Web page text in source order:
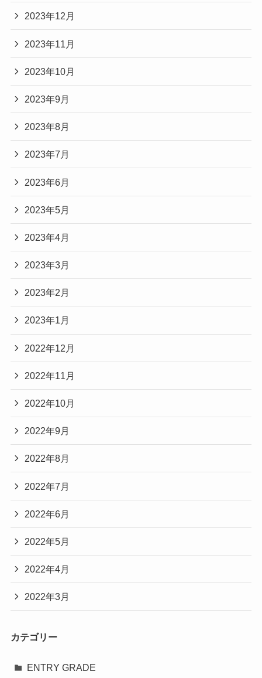
2023年12月
2023年11月
2023年10月
2023年9月
2023年8月
2023年7月
2023年6月
2023年5月
2023年4月
2023年3月
2023年2月
2023年1月
2022年12月
2022年11月
2022年10月
2022年9月
2022年8月
2022年7月
2022年6月
2022年5月
2022年4月
2022年3月
カテゴリー
ENTRY GRADE